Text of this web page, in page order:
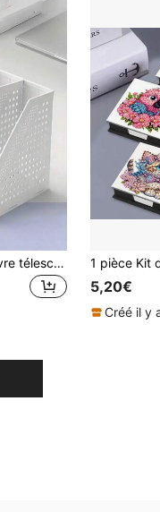
1 pièce Support de livre télescopique extensible et pliable, 3 à 4 compartiments, étagère de rangement de bureau ajustable, support de fichiers, étagère métallique noire pour étudiants, fournitures scolaires et de bureau, unité d'étagère de bureau gain de place empilable
5,20€
Créé il y